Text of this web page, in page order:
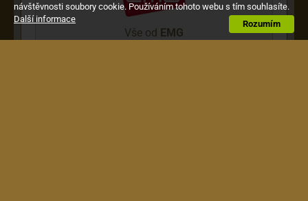
Vše od
EMG
návštěvnosti soubory cookie. Používáním tohoto webu s tím souhlasíte.
Rozumím
Další informace